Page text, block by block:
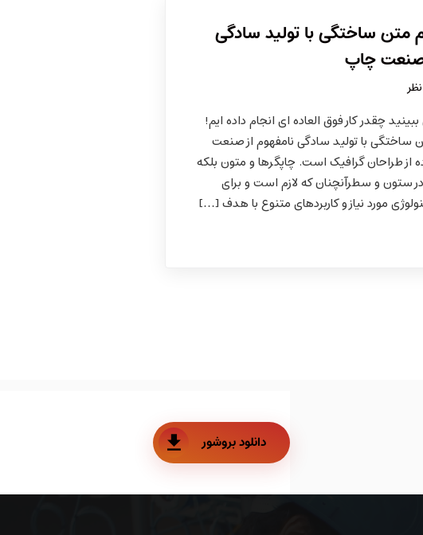
متن ساختگی با تولید سادگی
صنعت چاپ
چقدر کار فوق العاده ای انجام داده ایم!
ساختگی با تولید سادگی نامفهوم از صنعت
از طراحان گرافیک است. چاپگرها و متون بلکه
ستون و سطرآنچنان که لازم است و برای
مورد نیاز و کاربردهای متنوع با هدف […]
دانلود بروشور